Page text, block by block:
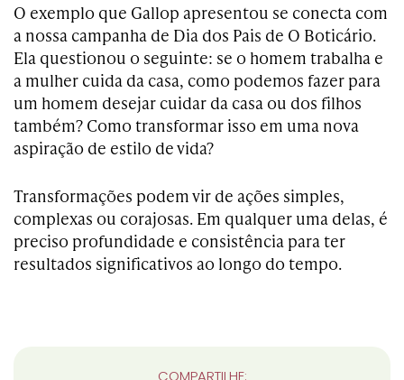
O exemplo que Gallop apresentou se conecta com
a nossa campanha de Dia dos Pais de O Boticário.
Ela questionou o seguinte: se o homem trabalha e
a mulher cuida da casa, como podemos fazer para
um homem desejar cuidar da casa ou dos filhos
também? Como transformar isso em uma nova
aspiração de estilo de vida?
Transformações podem vir de ações simples,
complexas ou corajosas. Em qualquer uma delas, é
preciso profundidade e consistência para ter
resultados significativos ao longo do tempo.
COMPARTILHE: